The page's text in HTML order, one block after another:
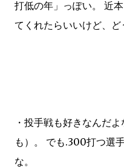
打低の年」っぽい。 近
てくれたらいいけど、ど
・投手戦も好きなんだ
も）。 でも.300打つ選
な。